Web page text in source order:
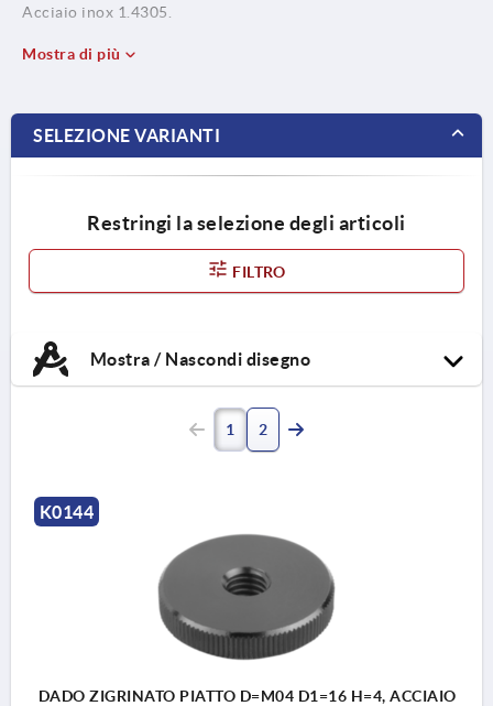
Acciaio inox 1.4305.
Mostra di più
SELEZIONE VARIANTI
Restringi la selezione degli articoli
FILTRO
Mostra / Nascondi disegno
1 2
K0144
DADO ZIGRINATO PIATTO D=M04 D1=16 H=4, ACCIAIO